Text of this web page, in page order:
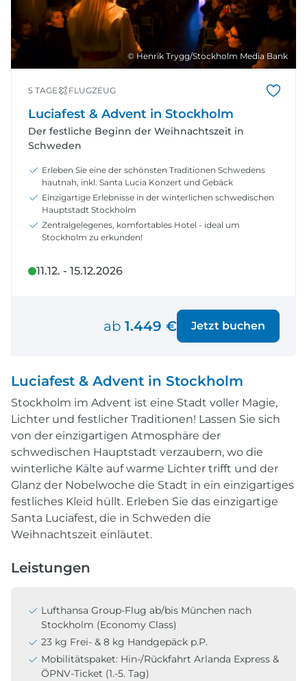
© Henrik Trygg/Stockholm Media Bank
5 TAGE FLUGZEUG
Luciafest & Advent in Stockholm
Der festliche Beginn der Weihnachtszeit in
Schweden
Erleben Sie eine der schönsten Traditionen Schwedens
hautnah, inkl. Santa Lucia Konzert und Gebäck
Einzigartige Erlebnisse in der winterlichen schwedischen
Hauptstadt Stockholm
Zentralgelegenes, komfortables Hotel - ideal um
Stockholm zu erkunden!
11.12. - 15.12.2026
ab 1.449 € Jetzt buchen
Luciafest & Advent in Stockholm
Stockholm im Advent ist eine Stadt voller Magie,
Lichter und festlicher Traditionen! Lassen Sie sich
von der einzigartigen Atmosphäre der
schwedischen Hauptstadt verzaubern, wo die
winterliche Kälte auf warme Lichter trifft und der
Glanz der Nobelwoche die Stadt in ein einzigartiges
festliches Kleid hüllt. Erleben Sie das einzigartige
Santa Luciafest, die in Schweden die
Weihnachtszeit einläutet.
Leistungen
Lufthansa Group-Flug ab/bis München nach
Stockholm (Economy Class)
23 kg Frei- & 8 kg Handgepäck p.P.
Mobilitätspaket: Hin-/Rückfahrt Arlanda Express &
ÖPNV-Ticket (1.-5. Tag)